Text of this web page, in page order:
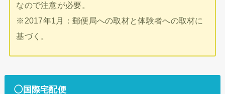
なので注意が必要。
※2017年1月：郵便局への取材と体験者への取材に
基づく。
◯国際宅配便